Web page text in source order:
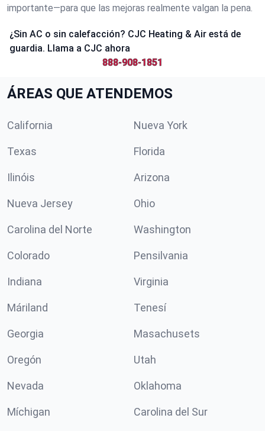
importante—para que las mejoras realmente valgan la pena.
¿Sin AC o sin calefacción? CJC Heating & Air está de
guardia. Llama a CJC ahora
888-908-1851
ÁREAS QUE ATENDEMOS
California Nueva York
Texas Florida
Ilinóis Arizona
Nueva Jersey Ohio
Carolina del Norte Washington
Colorado Pensilvania
Indiana Virginia
Máriland Tenesí
Georgia Masachusets
Oregón Utah
Nevada Oklahoma
Míchigan Carolina del Sur